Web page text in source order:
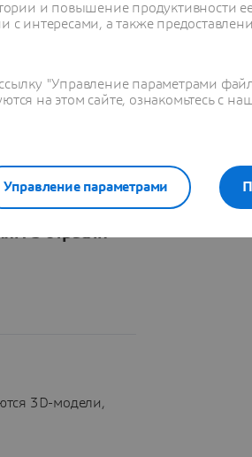
сложностью и
3D-модели,
и повышение продуктивности
с интересами, а также
"Управление параметрами
на этом сайте, ознакомьтесь с
Управление параметрами